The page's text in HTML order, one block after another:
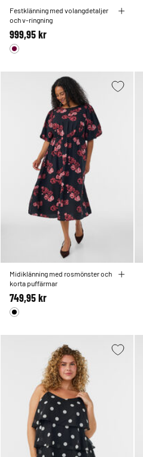
Festklänning med volangdetaljer
och v-ringning
999,95 kr
Midiklänning med rosmönster och
korta puffärmar
749,95 kr